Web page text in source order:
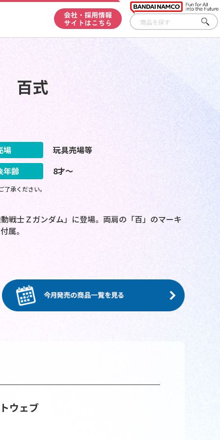
会社・採用情報
サイトはこちら
さが
す
百式
場
玩具売場等
年齢
8才～
承ください。
戦士Ｚガンダム」に登場。両肩の「百」のマーキ
属。
ウェブ